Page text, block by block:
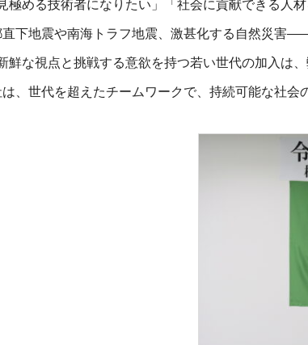
極める技術者になりたい」「社会に貢献できる人
下地震や南海トラフ地震、激甚化する自然災害
鮮な視点と挑戦する意欲を持つ若い世代の加入は
、世代を超えたチームワークで、持続可能な社会